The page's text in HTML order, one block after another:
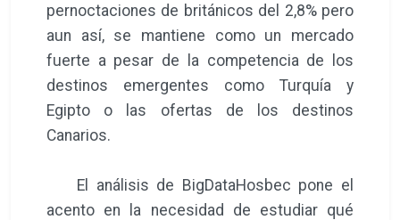
pernoctaciones de británicos del 2,8% pero
aun así, se mantiene como un mercado
fuerte a pesar de la competencia de los
destinos emergentes como Turquía y
Egipto o las ofertas de los destinos
Canarios.
El análisis de BigDataHosbec pone el
acento en la necesidad de estudiar qué